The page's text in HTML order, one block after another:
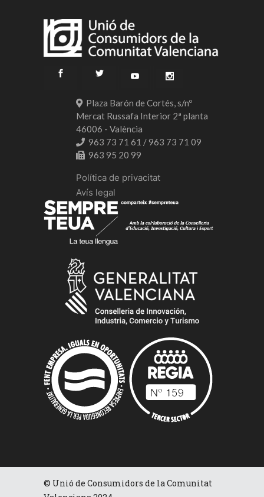
Plaza Barón de Cortés, s/nº
Mercat Russafa Interior 2ª planta
46006 - València
963 73 71 61 / 963 73 71 09
963 95 20 99
Política de privacitat
Avís legal
© Unió de Consumidors de la Comunitat